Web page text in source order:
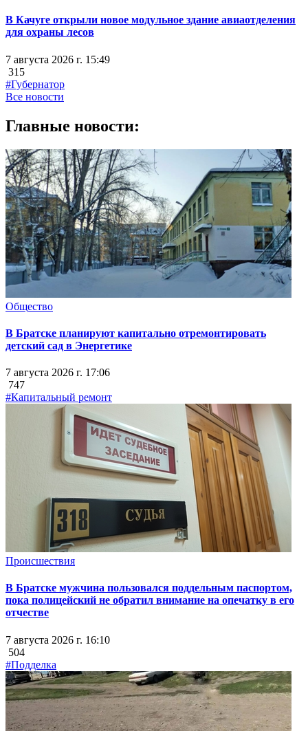
В Качуге открыли новое модульное здание авиаотделения
для охраны лесов
7 августа 2026 г. 15:49
315
#Губернатор
Все новости
Главные новости:
Общество
В Братске планируют капитально отремонтировать
детский сад в Энергетике
7 августа 2026 г. 17:06
747
#Капитальный ремонт
Происшествия
В Братске мужчина пользовался поддельным паспортом,
пока полицейский не обратил внимание на опечатку в его
отчестве
7 августа 2026 г. 16:10
504
#Подделка